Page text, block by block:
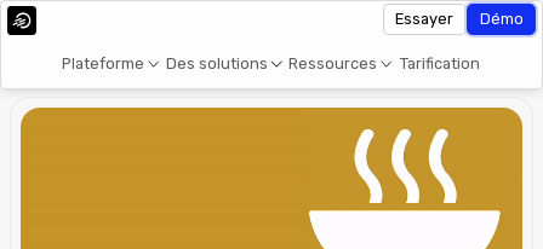
Plateforme Des solutions Ressources Tarification
Essayer Démo